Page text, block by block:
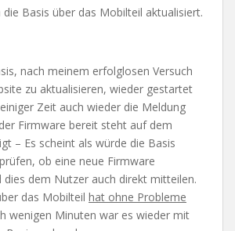
die Basis über das Mobilteil aktualisiert.
nach meinem erfolglosen Versuch
zu aktualisieren, wieder gestartet
Zeit auch wieder die Meldung
Firmware bereit steht auf dem
– Es scheint als würde die Basis
ob eine neue Firmware
dies dem Nutzer auch direkt mitteilen.
das Mobilteil hat ohne Probleme
wenigen Minuten war es wieder mit